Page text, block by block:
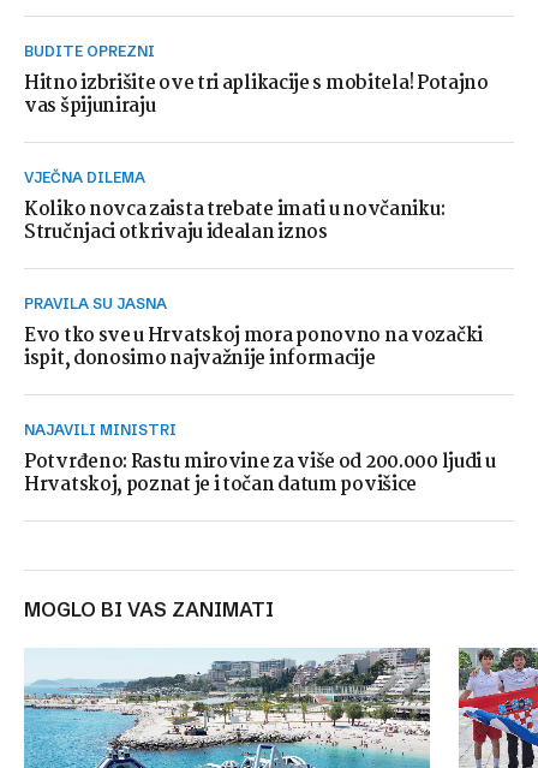
BUDITE OPREZNI
Hitno izbrišite ove tri aplikacije s mobitela! Potajno
vas špijuniraju
VJEČNA DILEMA
Koliko novca zaista trebate imati u novčaniku:
Stručnjaci otkrivaju idealan iznos
PRAVILA SU JASNA
Evo tko sve u Hrvatskoj mora ponovno na vozački
ispit, donosimo najvažnije informacije
NAJAVILI MINISTRI
Potvrđeno: Rastu mirovine za više od 200.000 ljudi u
Hrvatskoj, poznat je i točan datum povišice
MOGLO BI VAS ZANIMATI